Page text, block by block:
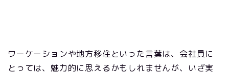
ワーケーションや地方移住といった言葉は、会社員に
とっては、魅力的に思えるかもしれませんが、いざ実